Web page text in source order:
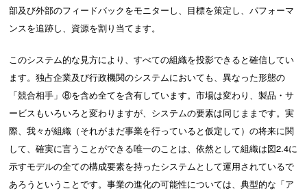
部及び外部のフィードバックをモニターし、目標を策定し、パフォーマ
ンスを追跡し、資源を割り当てます。
このシステム的な見方により、すべての組織を投影できると確信してい
ます。独占企業及び行政機関のシステムにおいても、異なった形態の
「競合相手」⑧を含め全てを含有しています。市場は変わり、製品・サ
ービスもいろいろと変わりますが、システムの要素は同じままです。実
際、我々が組織（それがまだ事業を行っていると仮定して）の将来に関
して、確実に言うことができる唯一のことは、依然として組織は図2.4に
示すモデルの全ての構成要素を持ったシステムとして運用されているで
あろうということです。事業の進化の可能性については、典型的な「ア